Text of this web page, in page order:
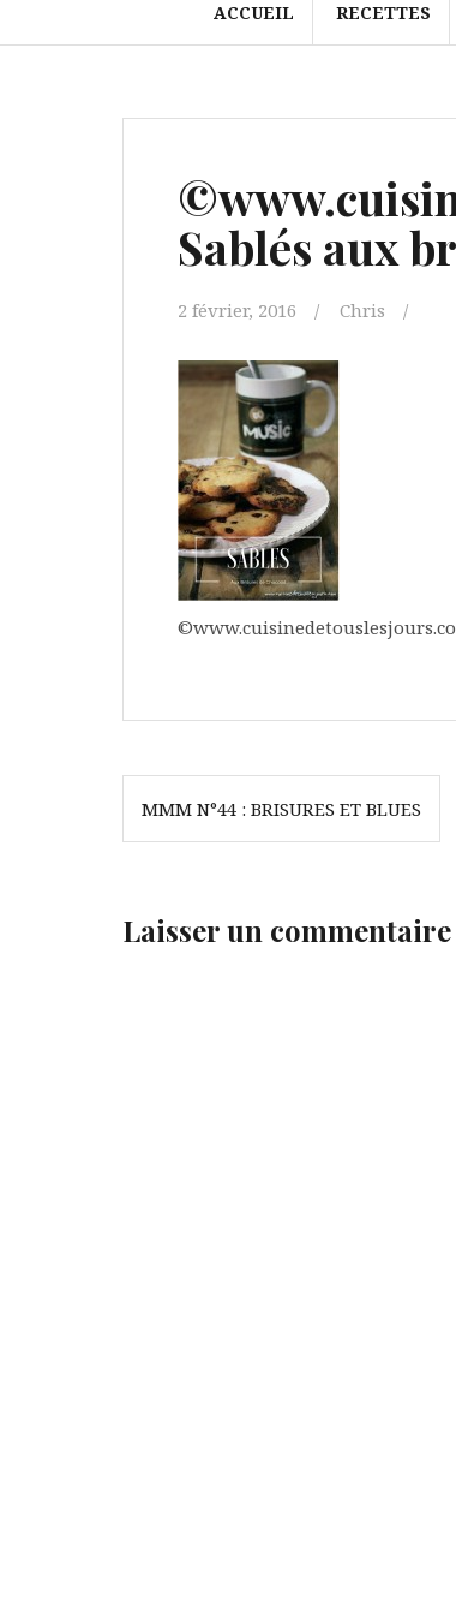
ACCUEIL RECETTES
Sablés aux
2 février, 2016 Chris
Navigation
deMMM N°44 : BRISURES ET BLUES
Laisser un commentaire